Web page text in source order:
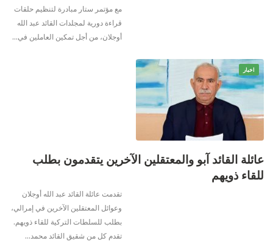
مع مؤتمر ستار مبادرة لتنظيم حلقات
قراءة دورية لمجلدات القائد عبد الله
أوجلان، من أجل تمكين العاملين في…
اخبار
عائلة القائد آبو والمعتقلين الآخرين يتقدمون بطلب
للقاء ذويهم
تقدمت عائلة القائد عبد الله أوجلان
وعوائل المعتقلين الآخرين في إمرالي،
بطلب للسلطات التركية للقاء ذويهم.
تقدم كل من شقيق القائد محمد …